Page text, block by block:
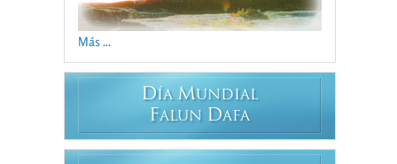
Más ...
DÍA MUNDIAL
FALUN DAFA